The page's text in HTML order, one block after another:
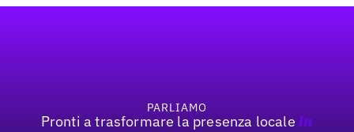
PARLIAMO
Pronti a trasformare la presenza locale In